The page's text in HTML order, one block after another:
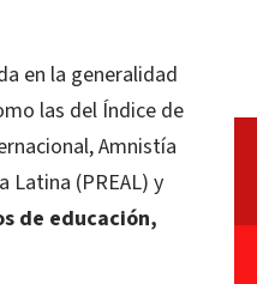
en la generalidad
las del Índice de
Amnistía
Latina (PREAL) y
de educación,